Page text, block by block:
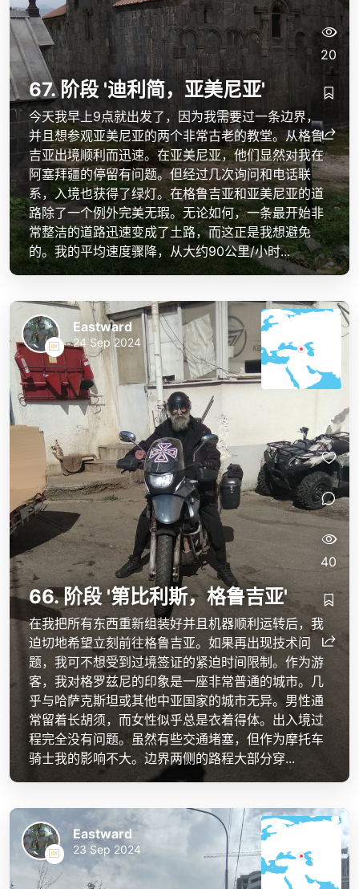
67. 阶段 '迪利简，亚美尼亚'
今天我早上9点就出发了，因为我需要过一条边界，
并且想参观亚美尼亚的两个非常古老的教堂。从格鲁
吉亚出境顺利而迅速。在亚美尼亚，他们显然对我在
阿塞拜疆的停留有问题。但经过几次询问和电话联
系，入境也获得了绿灯。在格鲁吉亚和亚美尼亚的道
路除了一个例外完美无瑕。无论如何，一条最开始非
常整洁的道路迅速变成了土路，而这正是我想避免
的。我的平均速度骤降，从大约90公里/小时...
20
66. 阶段 '第比利斯，格鲁吉亚'
在我把所有东西重新组装好并且机器顺利运转后，我
迫切地希望立刻前往格鲁吉亚。如果再出现技术问
题，我可不想受到过境签证的紧迫时间限制。作为游
客，我对格罗兹尼的印象是一座非常普通的城市。几
乎与哈萨克斯坦或其他中亚国家的城市无异。男性通
常留着长胡须，而女性似乎总是衣着得体。出入境过
程完全没有问题。虽然有些交通堵塞，但作为摩托车
骑士我的影响不大。边界两侧的路程大部分穿...
Eastward
24 Sep 2024
40
Eastward
23 Sep 2024